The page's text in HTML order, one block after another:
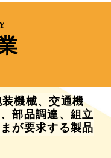
機械、交通機
部品調達、組立
が要求する製品